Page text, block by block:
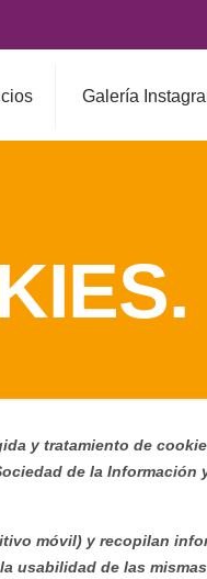
Galería
y tratamiento de
de la Información
móvil) y recopilan
usabilidad de las